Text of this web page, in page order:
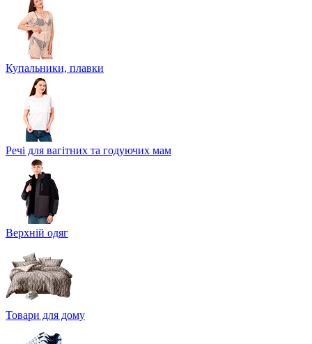
Купальники, плавки
Речі для вагітних та годуючих мам
Верхній одяг
Товари для дому